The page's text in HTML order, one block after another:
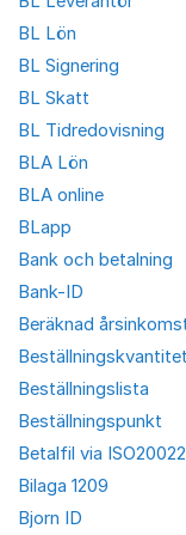
BL Lön
BL Signering
BL Skatt
BL Tidredovisning
BLA Lön
BLA online
BLapp
Bank och betalning
Bank-ID
Beräknad
Beställningskvantitet
Beställningslista
Beställningspunkt
Betalfil via ISO20022
Bilaga 1209
Bjorn ID